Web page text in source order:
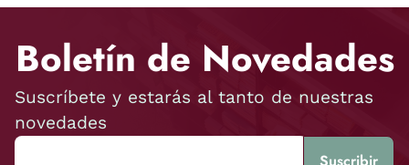
Boletín de Novedades
Suscríbete y estarás al tanto de nuestras
novedades